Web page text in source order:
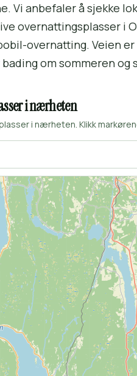
Vi anbefaler å sjekke
overnattingsplasser i
overnatting. Veien
om sommeren og
i nærheten
i nærheten. Klikk